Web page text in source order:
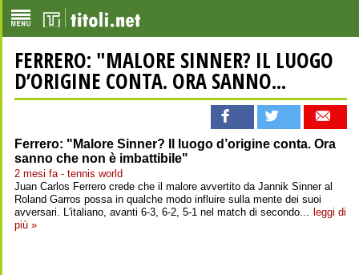
FERRERO: "MALORE SINNER? IL LUOGO
D’ORIGINE CONTA. ORA SANNO...
Ferrero: "Malore Sinner? Il luogo d’origine conta. Ora
sanno che non è imbattibile"
2 mesi fa - tennis world
Juan Carlos Ferrero crede che il malore avvertito da Jannik Sinner al
Roland Garros possa in qualche modo influire sulla mente dei suoi
avversari. L'italiano, avanti 6-3, 6-2, 5-1 nel match di secondo... leggi di
più »